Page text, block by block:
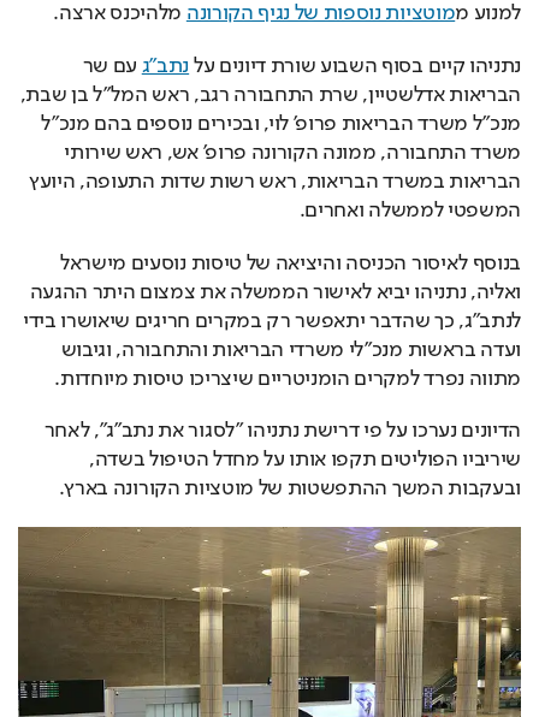
למנוע מ מוטציות נוספות של נגיף הקורונה מלהיכנס ארצה.
נתניהו קיים בסוף השבוע שורת דיונים על נתב"ג
עם שר
הבריאות אדלשטיין, שרת התחבורה רגב, ראש המל"ל בן שבת,
מנכ"ל משרד הבריאות פרופ' לוי, ובכירים נוספים בהם מנכ"ל
משרד התחבורה, ממונה הקורונה פרופ' אש, ראש שירותי
הבריאות במשרד הבריאות, ראש רשות שדות התעופה, היועץ
המשפטי לממשלה ואחרים.
בנוסף לאיסור הכניסה והיציאה של טיסות נוסעים מישראל
ואליה, נתניהו יביא לאישור הממשלה את צמצום היתר ההגעה
לנתב"ג, כך שהדבר יתאפשר רק במקרים חריגים שיאושרו בידי
ועדה בראשות מנכ"לי משרדי הבריאות והתחבורה, וגיבוש
מתווה נפרד למקרים הומניטריים שיצריכו טיסות מיוחדות.
הדיונים נערכו על פי דרישת נתניהו "לסגור את נתב"ג", לאחר
שיריביו הפוליטים תקפו אותו על מחדל הטיפול בשדה,
ובעקבות המשך ההתפשטות של מוטציות הקורונה בארץ.